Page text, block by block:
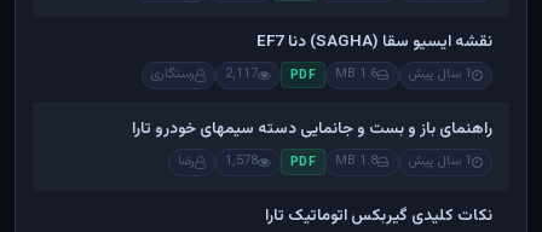
نقشه ایسیو سقا (SAGHA) دنا EF7
1 سال پیش 1.6 MB
PDF
2,117 رستگاری
راهنمای باز و بست و جانمایی دسته سیمهای خودرو تارا
1 سال پیش 1.8 MB
PDF
1,578 رضا
نکات کلیدی گیربکس اتوماتیک تارا